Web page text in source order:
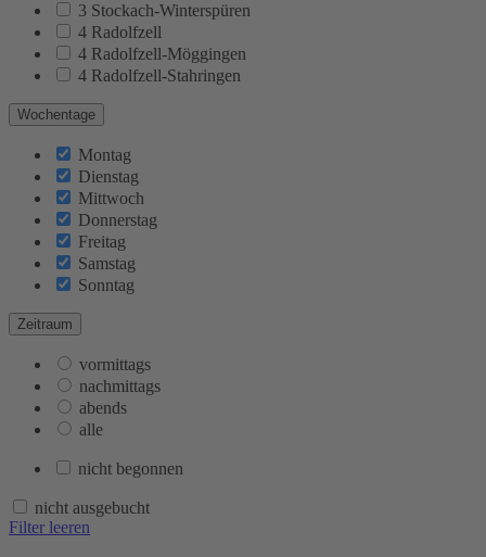
3 Stockach-Winterspüren
4 Radolfzell
4 Radolfzell-Möggingen
4 Radolfzell-Stahringen
Wochentage
Montag
Dienstag
Mittwoch
Donnerstag
Freitag
Samstag
Sonntag
Zeitraum
vormittags
nachmittags
abends
alle
nicht begonnen
nicht ausgebucht
Filter leeren